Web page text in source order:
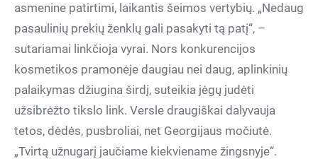
asmenine patirtimi, laikantis šeimos vertybių. „Nedaug
pasaulinių prekių ženklų gali pasakyti tą patį“, –
sutariamai linkčioja vyrai. Nors konkurencijos
kosmetikos pramonėje daugiau nei daug, aplinkinių
palaikymas džiugina širdį, suteikia jėgų judėti
užsibrėžto tikslo link. Versle draugiškai dalyvauja
tetos, dėdės, pusbroliai, net Georgijaus močiutė.
„Tvirtą užnugarį jaučiame kiekviename žingsnyje“.